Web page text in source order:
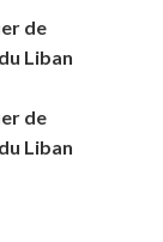
de
Liban
de
Liban